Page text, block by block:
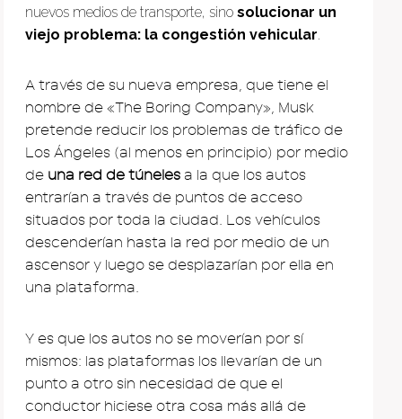
nuevos medios de transporte, sino solucionar un
viejo problema: la congestión vehicular.
A través de su nueva empresa, que tiene el
nombre de «The Boring Company», Musk
pretende reducir los problemas de tráfico de
Los Ángeles (al menos en principio) por medio
de una red de túneles a la que los autos
entrarían a través de puntos de acceso
situados por toda la ciudad. Los vehículos
descenderían hasta la red por medio de un
ascensor y luego se desplazarían por ella en
una plataforma.
Y es que los autos no se moverían por sí
mismos: las plataformas los llevarían de un
punto a otro sin necesidad de que el
conductor hiciese otra cosa más allá de